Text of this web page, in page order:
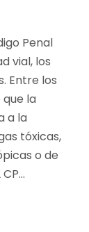
Penal
vial, los
Entre los
la
a la
tóxicas,
o de